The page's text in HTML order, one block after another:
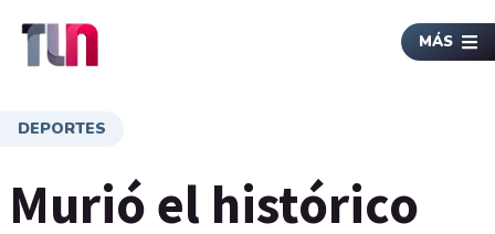
MÁS
DEPORTES
Murió el histórico